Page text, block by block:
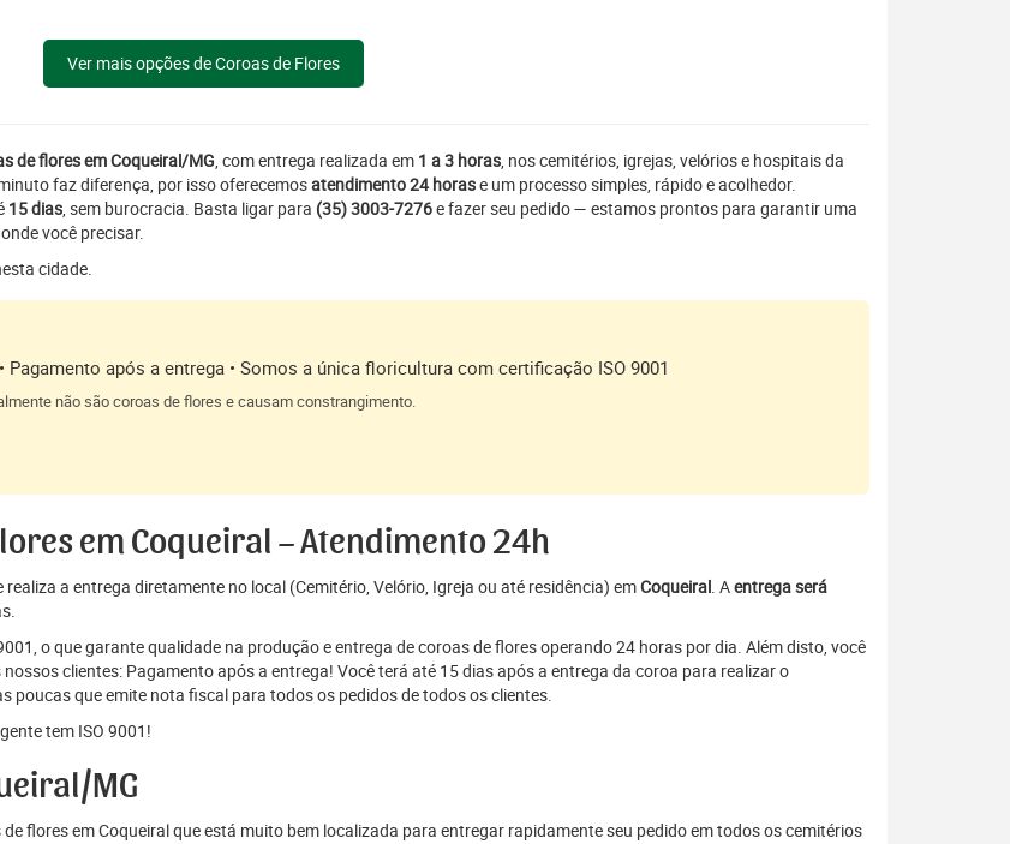
Ver mais opções de Coroas de Flores
de flores em Coqueiral/MG, com entrega realizada em 1 a 3 horas, nos cemitérios, igrejas, velórios e hospitais da
faz diferença, por isso oferecemosatendimento 24 horase um processo simples, rápido e acolhedor.
15 dias, sem burocracia. Basta ligar para (35) 3003-7276e fazer seu pedido — estamos prontos para garantir uma
você precisar.
cidade.
após a entrega • Somos a única floricultura com certificação ISO 9001
não são coroas de flores e causam constrangimento.
em Coqueiral – Atendimento 24h
a entrega diretamente no local (Cemitério, Velório, Igreja ou até residência) emCoqueiral. Aentrega será
o que garante qualidade na produção e entrega de coroas de flores operando 24 horas por dia. Além disto, você
clientes: Pagamento após a entrega! Você terá até 15 dias após a entrega da coroa para realizar o
poucas que emite nota fiscal para todos os pedidos de todos os clientes.
tem ISO 9001!
MG
flores em Coqueiral que está muito bem localizada para entregar rapidamente seu pedido em todos os cemitérios